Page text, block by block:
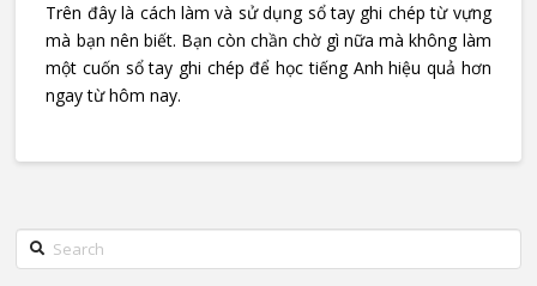
Trên đây là cách làm và sử dụng sổ tay ghi chép từ vựng
mà bạn nên biết. Bạn còn chần chờ gì nữa mà không làm
một cuốn sổ tay ghi chép để học tiếng Anh hiệu quả hơn
ngay từ hôm nay.
Search